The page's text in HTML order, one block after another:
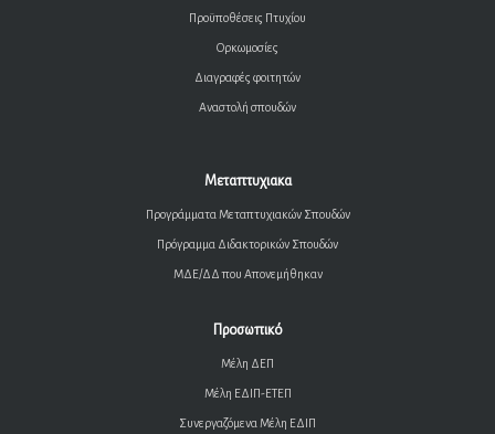
Προϋποθέσεις Πτυχίου
Ορκωμοσίες
Διαγραφές φοιτητών
Αναστολή σπουδών
Μεταπτυχιακα
Προγράμματα Μεταπτυχιακών Σπουδών
Πρόγραμμα Διδακτορικών Σπουδών
ΜΔΕ/ΔΔ που Απονεμήθηκαν
Προσωπικό
Μέλη ΔΕΠ
Μέλη ΕΔΙΠ-ΕΤΕΠ
Συνεργαζόμενα Μέλη ΕΔΙΠ